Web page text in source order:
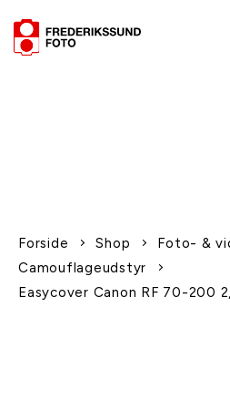
Forside Shop
Foto- &
Camouflageudstyr
Easycover Canon RF 70-200